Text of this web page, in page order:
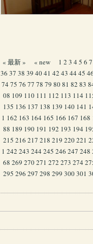
« 最新 » « new 1 2 3 4 5 6 7
36 37 38 39 4041 42 43 44 45
74 75 76 77 78 79 8081 82 83
08 109 110 111 112 113 114
135 136 137 138 139 140 141
1 162 163 164 165 166 167 168
88 189 190 191 192 193 194
215 216 217 218 219 220221
1 242 243 244 245 246 247 248
68 269 270271 272 273 274
295 296 297 298 299 300301